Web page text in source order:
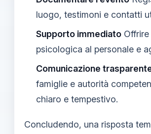
luogo, testimoni e contatti
Supporto immediato
psicologica al personale e
Comunicazione
famiglie e autorità
chiaro e tempestivo.
Concludendo, una risposta